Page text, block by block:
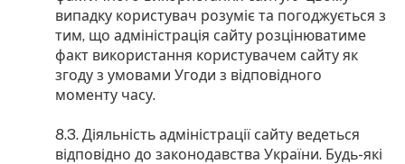
випадку користувач розуміє та погоджується з
тим, що адміністрація сайту розцінюватиме
факт використання користувачем сайту як
згоду з умовами Угоди з відповідного
моменту часу.
8.3. Діяльність адміністрації сайту ведеться
відповідно до законодавства України. Будь-які